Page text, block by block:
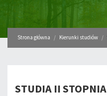
Strona główna Kierunki studiów
STUDIA II STOPNIA